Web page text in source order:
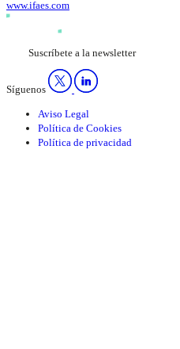
www.ifaes.com
Suscríbete a la newsletter
Síguenos
Aviso Legal
Política de Cookies
Política de privacidad